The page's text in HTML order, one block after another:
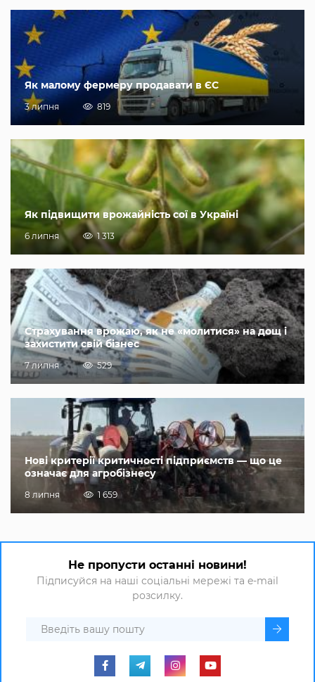
Як малому фермеру продавати в ЄС
3 липня 819
Як підвищити врожайність сої в Україні
6 липня 1 313
Страхування врожаю, як не «молитися» на дощ і
захистити свій бізнес
7 липня 529
Нові критерії критичності підприємств — що це
означає для агробізнесу
8 липня 1 659
Не пропусти останні новини!
Підписуйся на наші соціальні мережі та e-mail
розсилку.